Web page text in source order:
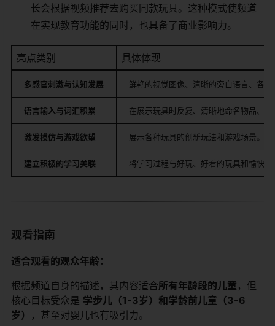
长会根据视频推荐去购买同款玩具。这种模式使频道
在实现教育功能的同时，也具备了商业影响力。
亮点类别 具体体现
多感官刺激与认知发展 鲜艳的视觉图像、清晰的旁白语言、各
语言输入与词汇积累 在展示玩具时反复、清晰地命名物品、
激发模仿与游戏欲望 展示各种玩具的创新玩法和游戏场景。
建立积极的学习关联 将学习过程与好玩、好看的玩具和愉快
观看指南
适合观看的观众年龄：
根据频道自身的描述，其内容适合所有年龄段的儿童 ，但
核心目标受众是 学步儿（1-3岁）和学龄前儿童（3-6
岁）
，甚至对婴儿也有吸引力。